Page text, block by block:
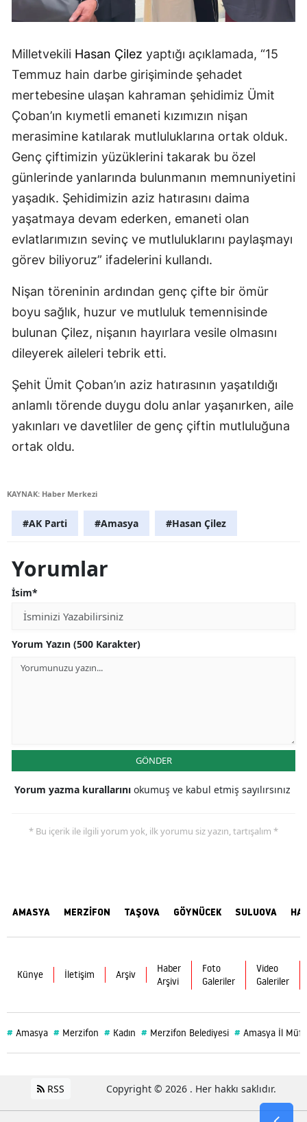
Milletvekili Hasan Çilez yaptığı açıklamada, “15
Temmuz hain darbe girişiminde şehadet
mertebesine ulaşan kahraman şehidimiz Ümit
Çoban’ın kıymetli emaneti kızımızın nişan
merasimine katılarak mutluluklarına ortak olduk.
Genç çiftimizin yüzüklerini takarak bu özel
günlerinde yanlarında bulunmanın memnuniyetini
yaşadık. Şehidimizin aziz hatırasını daima
yaşatmaya devam ederken, emaneti olan
evlatlarımızın sevinç ve mutluluklarını paylaşmayı
görev biliyoruz” ifadelerini kullandı.
Nişan töreninin ardından genç çifte bir ömür
boyu sağlık, huzur ve mutluluk temennisinde
bulunan Çilez, nişanın hayırlara vesile olmasını
dileyerek aileleri tebrik etti.
Şehit Ümit Çoban’ın aziz hatırasının yaşatıldığı
anlamlı törende duygu dolu anlar yaşanırken, aile
yakınları ve davetliler de genç çiftin mutluluğuna
ortak oldu.
KAYNAK: Haber Merkezi
#AK Parti #Amasya #Hasan Çilez
Yorumlar
İsim*
Yorum Yazın (500 Karakter)
GÖNDER
Yorum yazma kurallarını okumuş ve kabul etmiş sayılırsınız
* Bu içerik ile ilgili yorum yok, ilk yorumu siz yazın, tartışalım *
AMASYA MERZİFON TAŞOVA GÖYNÜCEK SULUOVA
Künye İletişim Arşiv
Haber
Arşivi
Foto
Galeriler
Video
Galeriler
# Amasya # Merzifon # Kadın # Merzifon Belediyesi # Amasya İl
RSS Copyright © 2026 . Her hakkı saklıdır.